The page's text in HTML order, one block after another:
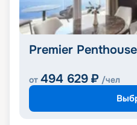
Premier
от 494 629 ₽ /чел